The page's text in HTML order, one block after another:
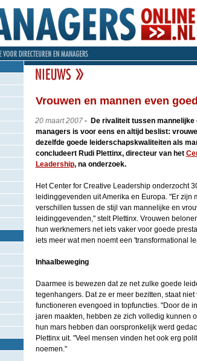
Vrouwen en mannen even
20 maart 2007- De rivaliteit tussen mannelijke
managers is voor eens en altijd beslist:
dezelfde goede leiderschapskwaliteiten als
concludeert Rudi Plettinx, directeur van het
Leadership, na onderzoek.
Het Center for Creative Leadership onderzocht
leidinggevenden uit Amerika en Europa. "Er zijn
verschillen tussen de stijl van mannelijke en
leidinggevenden," stelt Plettinx. Vrouwen
hun werknemers net iets vaker voor goede
iets meer wat men noemt een 'transformational
Inhaalbeweging
Daarmee is bewezen dat ze net zulke goede
tegenhangers. Dat ze er meer bezitten, staat
functioneren evengoed in topfuncties. "Door de
jaren maakten, hebben ze zich volledig kunnen
hun mars hebben dan oorspronkelijk werd
Plettinx uit. "Veel mensen vinden het ook erg
noemen."